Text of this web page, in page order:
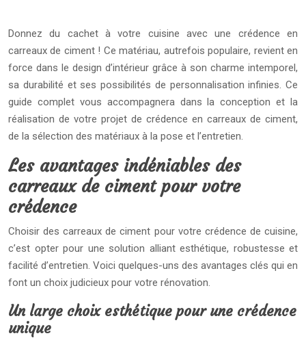
Donnez du cachet à votre cuisine avec une crédence en
carreaux de ciment ! Ce matériau, autrefois populaire, revient en
force dans le design d’intérieur grâce à son charme intemporel,
sa durabilité et ses possibilités de personnalisation infinies. Ce
guide complet vous accompagnera dans la conception et la
réalisation de votre projet de crédence en carreaux de ciment,
de la sélection des matériaux à la pose et l’entretien.
Les avantages indéniables des
carreaux de ciment pour votre
crédence
Choisir des carreaux de ciment pour votre crédence de cuisine,
c’est opter pour une solution alliant esthétique, robustesse et
facilité d’entretien. Voici quelques-uns des avantages clés qui en
font un choix judicieux pour votre rénovation.
Un large choix esthétique pour une crédence
unique